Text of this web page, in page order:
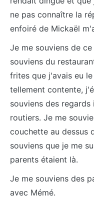
ne pas connaître la
enfoiré de Mickaël
Je me souviens de
souviens du
frites que j'avais eu
tellement contente,
souviens des
routiers. Je me
couchette au dessus
souviens que je me
parents étaient là.
Je me souviens des
avec Mémé.